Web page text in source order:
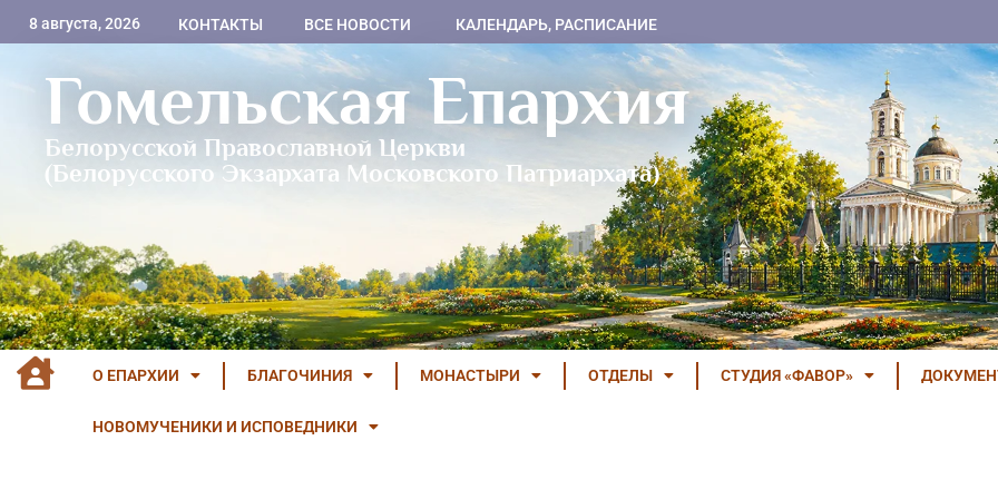
8 августа, 2026 КОНТАКТЫ ВСЕ НОВОСТИ КАЛЕНДАРЬ, РАСПИСАНИЕ
Гомельская Епархия
Белорусской Православной Церкви
(Белорусского Экзархата Московского Патриархата)
О ЕПАРХИИ БЛАГОЧИНИЯ МОНАСТЫРИ ОТДЕЛЫ СТУДИЯ «ФАВОР»
НОВОМУЧЕНИКИ И ИСПОВЕДНИКИ